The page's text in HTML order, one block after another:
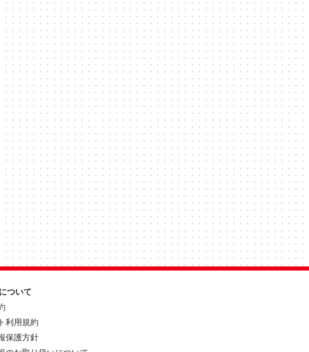
ついて
利用規約
保護方針